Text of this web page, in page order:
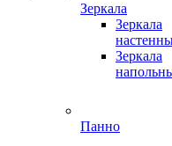
Зеркала
Зеркала
Зеркала
Панно